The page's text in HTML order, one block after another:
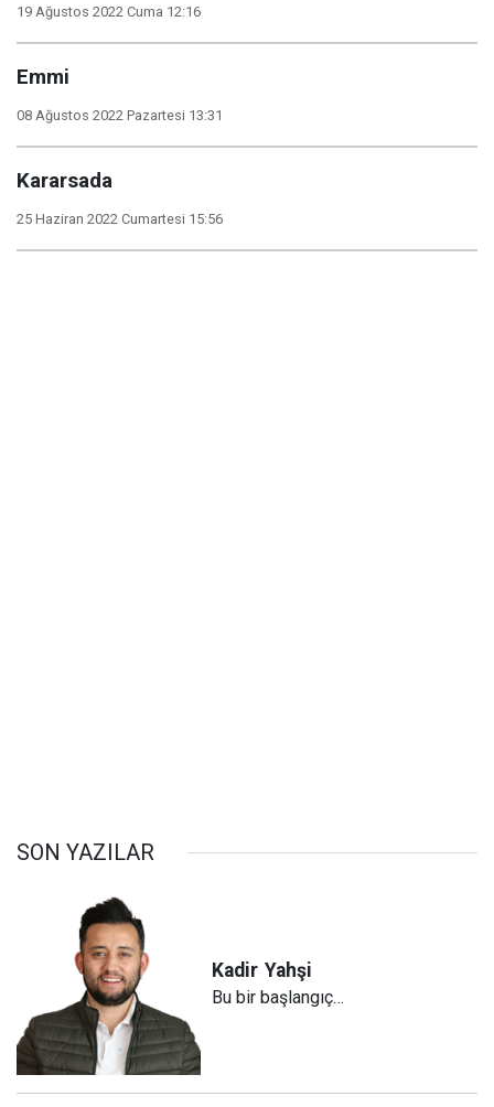
19 Ağustos 2022 Cuma 12:16
Emmi
08 Ağustos 2022 Pazartesi 13:31
Kararsada
25 Haziran 2022 Cumartesi 15:56
SON YAZILAR
Kadir Yahşi
Bu bir başlangıç…